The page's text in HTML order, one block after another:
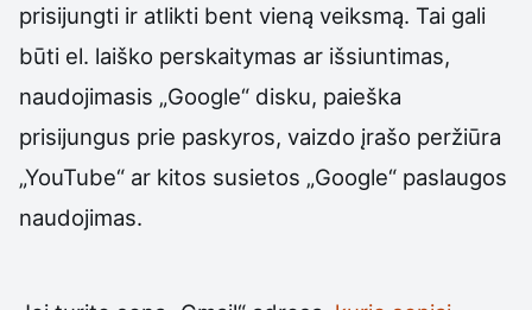
prisijungti ir atlikti bent vieną veiksmą. Tai gali
būti el. laiško perskaitymas ar išsiuntimas,
naudojimasis „Google“ disku, paieška
prisijungus prie paskyros, vaizdo įrašo peržiūra
„YouTube“ ar kitos susietos „Google“ paslaugos
naudojimas.